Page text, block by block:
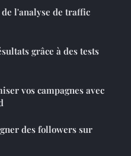
l'analyse de traffic
grâce à des tests
vos campagnes avec
des followers sur